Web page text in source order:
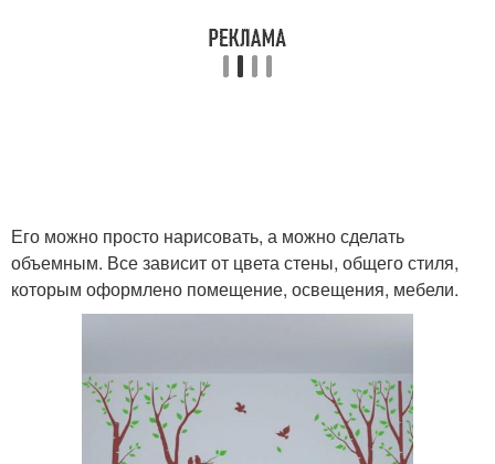
Его можно просто нарисовать, а можно сделать
объемным. Все зависит от цвета стены, общего стиля,
которым оформлено помещение, освещения, мебели.